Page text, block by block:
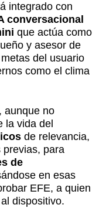
integrado con
conversacional
que actúa como
y asesor de
del usuario
como el clima
aunque no
la vida del
de relevancia,
previas, para
de
en esas
EFE, a quien
dispositivo.